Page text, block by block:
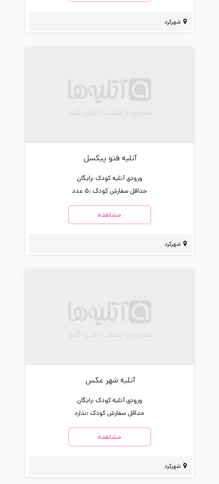
شهرکرد
آتلیه فتو پیکسل
ورودی آتلیه کودک :رایگان
حداقل سفارش کودک :5 عدد
مشاهده
شهرکرد
آتلیه شهر عکس
ورودی آتلیه کودک :رایگان
حداقل سفارش کودک :ندارد
مشاهده
شهرکرد